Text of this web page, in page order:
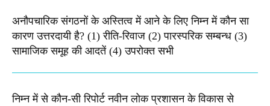
अनौपचारिक संगठनों के अस्तित्व में आने के लिए निम्न में कौन सा
कारण उत्तरदायी है? (1) रीति-रिवाज (2) पारस्परिक सम्बन्ध (3)
सामाजिक समूह की आदतें (4) उपरोक्त सभी
निम्न में से कौन-सी रिपोर्ट नवीन लोक प्रशासन के विकास से